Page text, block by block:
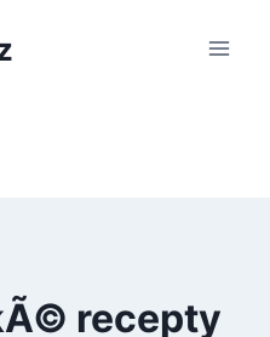
recepty